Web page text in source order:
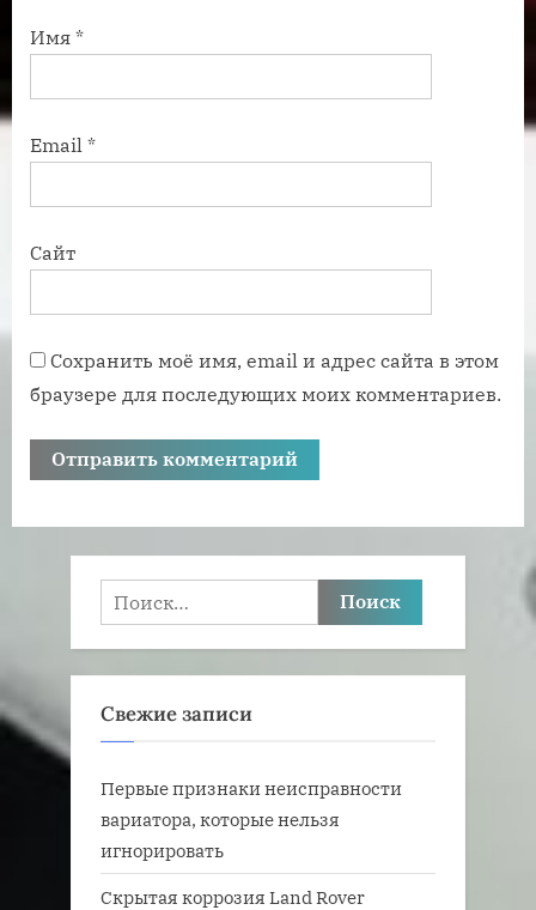
Имя *
Email *
Сайт
Сохранить моё имя, email и адрес сайта в этом
браузере для последующих моих комментариев.
Найти:
Свежие записи
Первые признаки неисправности
вариатора, которые нельзя
игнорировать
Скрытая коррозия Land Rover